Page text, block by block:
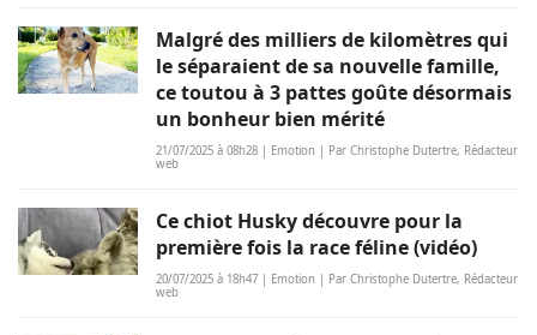
Malgré des milliers de kilomètres qui
le séparaient de sa nouvelle famille,
ce toutou à 3 pattes goûte désormais
un bonheur bien mérité
21/07/2025 à 08h28 | Emotion | Par Christophe Dutertre, Rédacteur
web
Ce chiot Husky découvre pour la
première fois la race féline (vidéo)
20/07/2025 à 18h47 | Emotion | Par Christophe Dutertre, Rédacteur
web